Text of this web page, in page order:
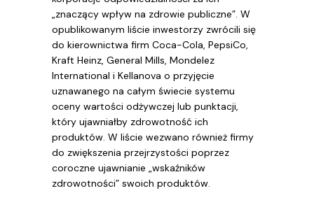
„znaczący wpływ na zdrowie publiczne”. W
opublikowanym liście inwestorzy zwrócili się
do kierownictwa firm Coca-Cola, PepsiCo,
Kraft Heinz, General Mills, Mondelez
International i Kellanova o przyjęcie
uznawanego na całym świecie systemu
oceny wartości odżywczej lub punktacji,
który ujawniałby zdrowotność ich
produktów. W liście wezwano również firmy
do zwiększenia przejrzystości poprzez
coroczne ujawnianie „wskaźników
zdrowotności” swoich produktów.